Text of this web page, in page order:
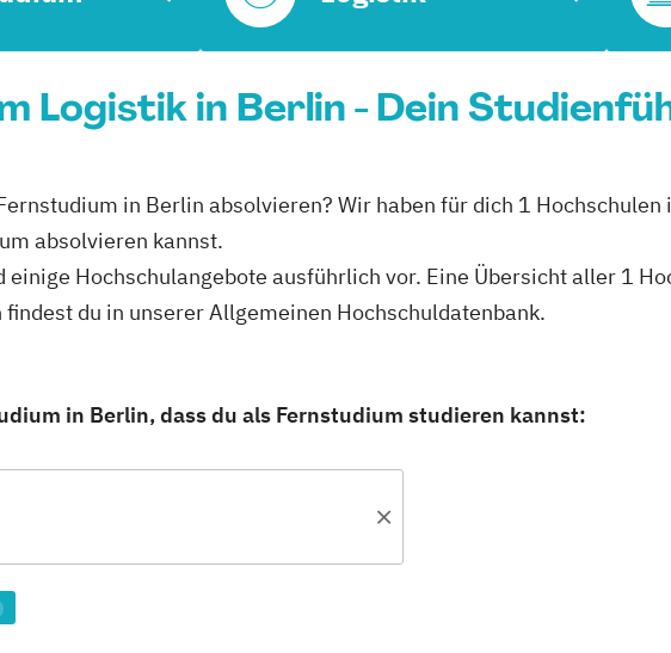
Logistik in Berlin - Dein
in Berlin absolvieren? Wir haben für dich 1
absolvieren kannst.
Hochschulangebote ausführlich vor. Eine Übersicht aller 1
du in unserer Allgemeinen Hochschuldatenbank.
in Berlin, dass du als Fernstudium studieren kannst: